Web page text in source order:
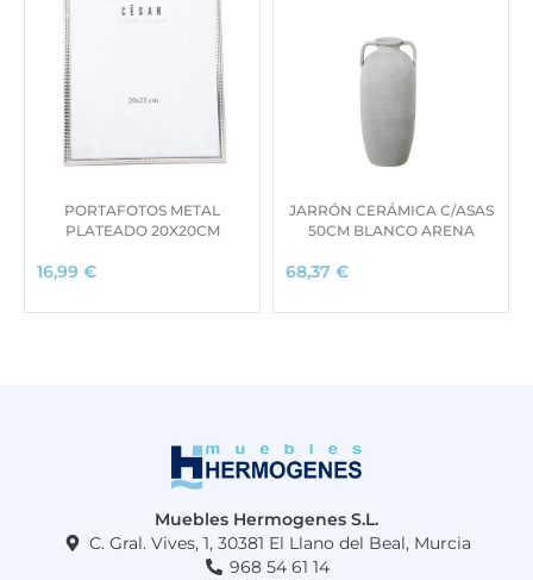
PORTAFOTOS METAL
PLATEADO 20X20CM
16,99 €
JARRÓN CERÁMICA C/ASAS
50CM BLANCO ARENA
68,37 €
Muebles Hermogenes S.L.
C. Gral. Vives, 1, 30381 El Llano del Beal, Murcia
968 54 61 14